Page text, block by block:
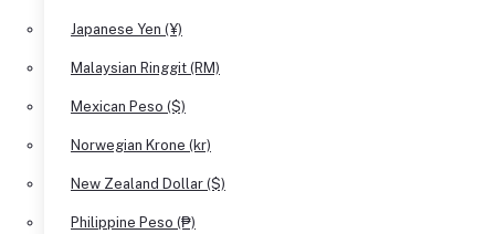
Japanese Yen (¥)
Malaysian Ringgit (RM)
Mexican Peso ($)
Norwegian Krone (kr)
New Zealand Dollar ($)
Philippine Peso (₱)